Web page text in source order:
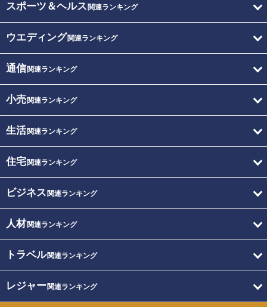
スポーツ＆ヘルス 関連ランキング
ウエディング関連ランキング
通信関連ランキング
小売関連ランキング
生活関連ランキング
住宅関連ランキング
ビジネス 関連ランキング
人材関連ランキング
トラベル関連ランキング
レジャー関連ランキング